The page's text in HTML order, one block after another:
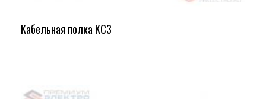
Кабельная полка КС3